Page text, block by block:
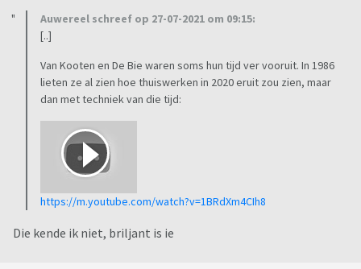
Dat brengt me op de geweldige serie in zwartwit van mister
Ed het sprekende paard.
Met mijn vader samen keek ik graag naar The Fantasy Island,
leuk hoe die dwerg mijn naam riep
Auwereel schreef op 27-07-2021 om 09:15:
[..]
Van Kooten en De Bie waren soms hun tijd ver vooruit. In 1986
lieten ze al zien hoe thuiswerken in 2020 eruit zou zien, maar
dan met techniek van die tijd:
https://m.youtube.com/watch?v=1BRdXm4CIh8
Die kende ik niet, briljant is ie